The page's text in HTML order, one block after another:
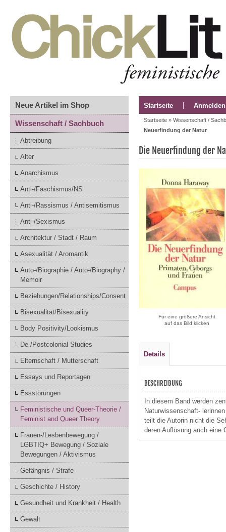
Neue Artikel im Shop
Wissenschaft / Sachbuch
Abtreibung
Alter
Anarchismus
Anti-/Faschismus/NS
Anti-/Rassismus / Antisemitismus
Anti-/Sexismus
Architektur / Stadt / Raum
Asexualität / Aromantik
Auto-/Biographie / Auto-/Biography /
Memoir
Beziehungen/Relationships/Consent
Bisexualität/Bisexuality
Body Positivity/Lookismus
De-/Postcolonial Studies
Elternschaft / Mutterschaft
Essays und Reportagen
Essstörungen
Feministische und Queer-Theorie /
Feminist and Queer Theory
Frauen-/Lesbenbewegung /
LGBTIQ+ Bewegung / Soziale
Bewegungen / Aktivismus
Gefängnis / Strafe
Geschichte / History
Gesundheit und Krankheit / Health
Gewalt
Startseite Anmelden
Startseite » Wissenschaft /
Neuerfindung der Natur
Die Neuerfindung der
Für eine größere Ansicht
auf das Bild klicken
Details
BESCHREIBUNG
In diesem Band werden
Naturwissenschaft-
teilt die Autorin nicht die
deren Auflösung auch eine